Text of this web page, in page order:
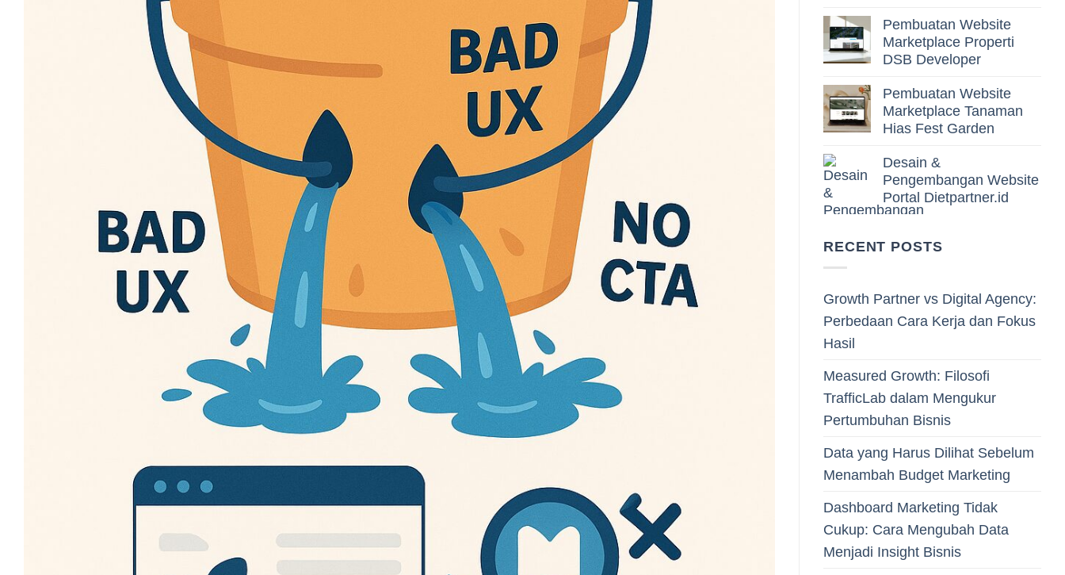
Pembuatan Website
Marketplace Properti
DSB Developer
Pembuatan Website
Marketplace Tanaman
Hias Fest Garden
Desain &
Pengembangan Website
Portal Dietpartner.id
RECENT POSTS
Growth Partner vs Digital Agency:
Perbedaan Cara Kerja dan Fokus
Hasil
Measured Growth: Filosofi
TrafficLab dalam Mengukur
Pertumbuhan Bisnis
Data yang Harus Dilihat Sebelum
Menambah Budget Marketing
Dashboard Marketing Tidak
Cukup: Cara Mengubah Data
Menjadi Insight Bisnis